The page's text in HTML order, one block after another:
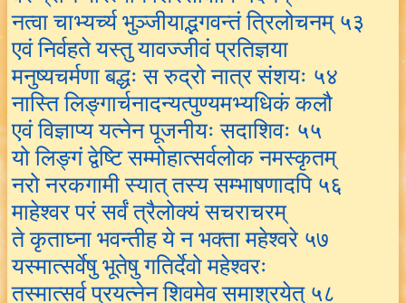
नत्वा चाभ्यर्च्य भुञ्जीयाद्भगवन्तं त्रिलोचनम् ५३
एवं निर्वहते यस्तु यावज्जीवं प्रतिज्ञया
मनुष्यचर्मणा बद्धः स रुद्रो नात्र संशयः ५४
नास्ति लिङ्गार्चनादन्यत्पुण्यमभ्यधिकं कलौ
एवं विज्ञाप्य यत्नेन पूजनीयः सदाशिवः ५५
यो लिङ्गं द्वेष्टि सम्मोहात्सर्वलोक नमस्कृतम्
नरो नरकगामी स्यात् तस्य सम्भाषणादपि ५६
माहेश्वर परं सर्वं त्रैलोक्यं सचराचरम्
ते कृताघ्ना भवन्तीह ये न भक्ता महेश्वरे ५७
यस्मात्सर्वेषु भूतेषु गतिर्देवो महेश्वरः
तस्मात्सर्व प्रयत्नेन शिवमेव समाश्रयेत् ५८